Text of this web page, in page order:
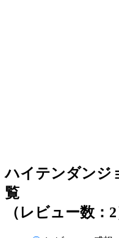
ハイテンダンジ
覧
（レビュー数：2